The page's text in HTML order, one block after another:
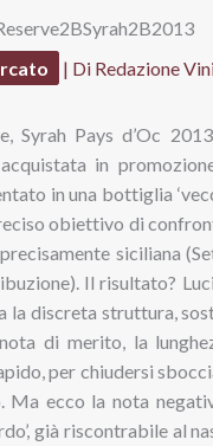
| Di Redazione
Syrah Pays d’Oc
in
in una bottiglia
obiettivo di
siciliana
Il risultato?
la discreta struttura,
di merito, la
per chiudersi
Ma ecco la nota
già riscontrabile al